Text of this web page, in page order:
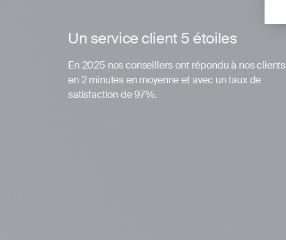
Un service client 5 étoiles
En 2025 nos conseillers ont répondu à nos clients
en 2 minutes en moyenne et avec un taux de
satisfaction de 97%.